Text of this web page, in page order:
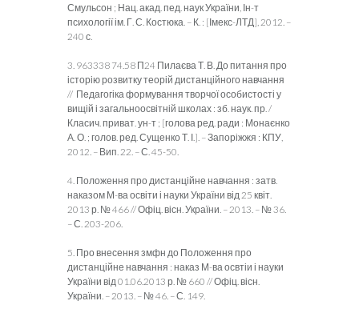
Смульсон ; Нац. акад. пед. наук України, Ін-т
психології ім. Г. С. Костюка. – К. : [Імекс-ЛТД], 2012. –
240 с.
3. 963338 74.58 П24 Пилаєва Т. В. До питання про
історію розвитку теорій дистанційного навчання
// Педагогіка формування творчої особистості у
вищій і загальноосвітній школах : зб. наук. пр. /
Класич. приват. ун-т ; [голова ред. ради : Монаєнко
А. О. ; голов. ред. Сущенко Т. І.]. – Запоріжжя : КПУ,
2012. – Вип. 22. – С. 45-50.
4. Положення про дистанційне навчання : затв.
наказом М-ва освіти і науки України від 25 квіт.
2013 р. № 466 // Офіц. вісн. України. – 2013. – № 36.
– С. 203-206.
5. Про внесення змфн до Положення про
дистанційне навчання : наказ М-ва освтіи і науки
України від 01.06.2013 р. № 660 // Офіц. вісн.
України. – 2013. – № 46. – С. 149.